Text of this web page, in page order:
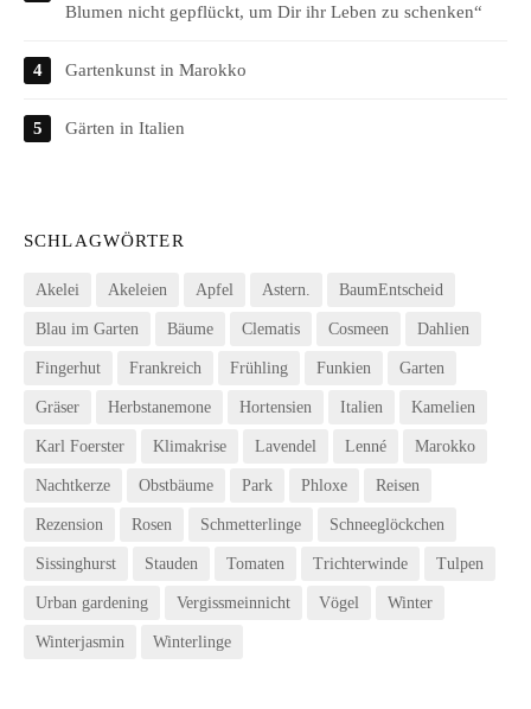
Blumen nicht gepflückt, um Dir ihr Leben zu schenken“
Gartenkunst in Marokko
Gärten in Italien
SCHLAGWÖRTER
Akelei Akeleien Apfel Astern. BaumEntscheid
Blau im Garten Bäume Clematis Cosmeen Dahlien
Fingerhut Frankreich Frühling Funkien Garten
Gräser Herbstanemone Hortensien Italien Kamelien
Karl Foerster Klimakrise Lavendel Lenné Marokko
Nachtkerze Obstbäume Park Phloxe Reisen
Rezension Rosen Schmetterlinge Schneeglöckchen
Sissinghurst Stauden Tomaten Trichterwinde Tulpen
Urban gardening Vergissmeinnicht Vögel Winter
Winterjasmin Winterlinge